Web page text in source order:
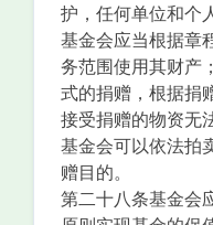
护，任何单位和个
基金会应当根
务范围使用其财产
式的捐赠，根据捐
接受捐赠的物资
基金会可以依法拍
赠目的。
第二十八条基